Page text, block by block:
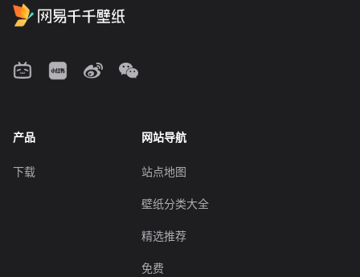
产品
下载
网站导航
站点地图
壁纸分类大全
精选推荐
免费